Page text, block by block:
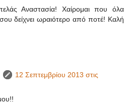
Αναστασία! Χαίρομαι που όλα
δείχνει ωραιότερο από ποτέ! Καλή
12 Σεπτεμβρίου 2013 στις